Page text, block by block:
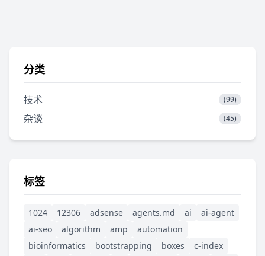
分类
技术 (99)
杂谈 (45)
标签
1024 12306 adsense agents.md ai
ai-agent
ai-seo
algorithm amp
automation
bioinformatics
bootstrapping boxes
c-index